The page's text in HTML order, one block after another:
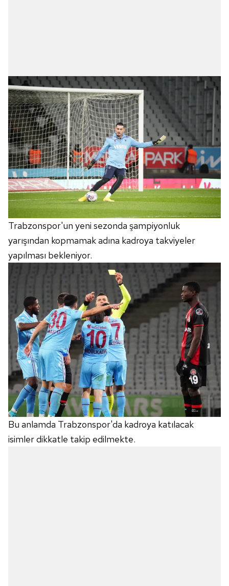
Trabzonspor'un yeni sezonda şampiyonluk
yarışından kopmamak adına kadroya takviyeler
yapılması bekleniyor.
Bu anlamda Trabzonspor'da kadroya katılacak
isimler dikkatle takip edilmekte.